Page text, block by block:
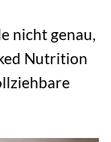
nicht genau,
Nutrition